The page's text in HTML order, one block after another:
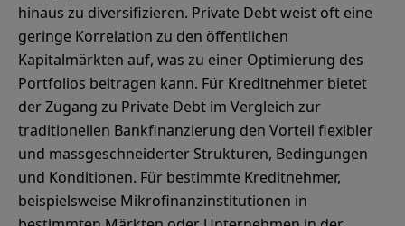
hinaus zu diversifizieren. Private Debt weist oft eine
geringe Korrelation zu den öffentlichen
Kapitalmärkten auf, was zu einer Optimierung des
Portfolios beitragen kann. Für Kreditnehmer bietet
der Zugang zu Private Debt im Vergleich zur
traditionellen Bankfinanzierung den Vorteil flexibler
und massgeschneiderter Strukturen, Bedingungen
und Konditionen. Für bestimmte Kreditnehmer,
beispielsweise Mikrofinanzinstitutionen in